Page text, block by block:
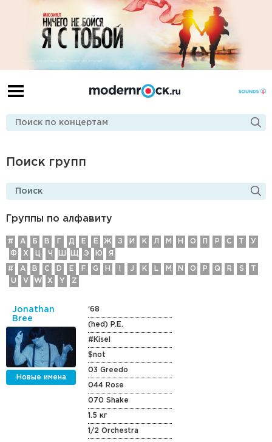
Поиск групп
Группы по алфавиту
# А Б В Г Д E Ё Ж З И К Л М Н О П Р С Т
У
Ф
Х Ц Ч Ш Щ Э Ю Я
# A B C D E F G H J K L M N O P Q R S
T
U
V W X Y Z
Jonathan
Bree
Новые имена
‘68
(hed) P.E.
#Kisel
$not
03 Greedo
044 Rose
070 Shake
1.5 кг
1/2 Orchestra